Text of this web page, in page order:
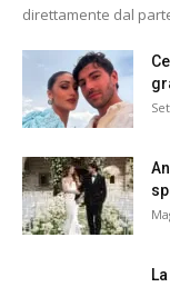
direttamente dal